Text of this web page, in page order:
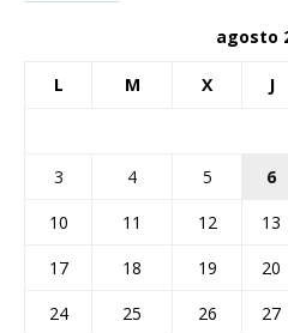
agosto
L M X J
3
4 5 6
10
11 12 13
17
18 19 20
24
25 26 27